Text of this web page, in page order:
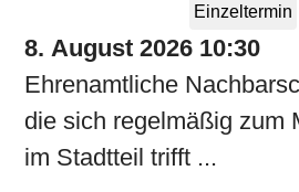
Einzeltermin
8. August 2026 10:30
Ehrenamtliche
die sich regelmäßig zum
im Stadtteil trifft ...